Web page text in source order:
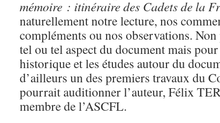
mémoire : itinéraire des Cadets de la
naturellement notre lecture, nos
compléments ou nos observations.
tel ou tel aspect du document mais
historique et les études autour du
d’ailleurs un des premiers travaux du
pourrait auditionner l’auteur, Félix
membre de l’ASCFL.